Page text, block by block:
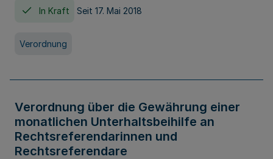
In Kraft Seit 17. Mai 2018
Verordnung
Verordnung über die Gewährung einer
monatlichen Unterhaltsbeihilfe an
Rechtsreferendarinnen und
Rechtsreferendare